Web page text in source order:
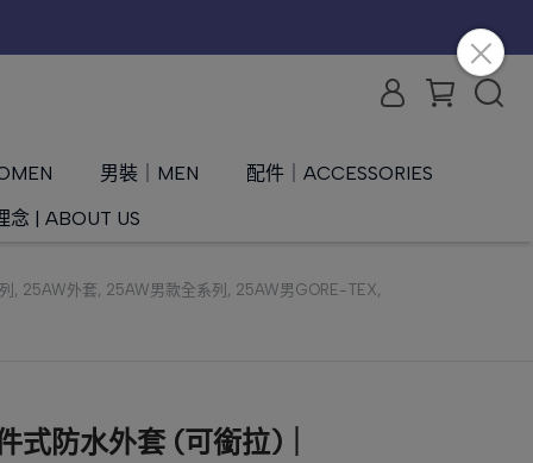
男裝｜MEN
配件｜ACCESSORIES
念 | ABOUT US
, 25AW外套, 25AW男款全系列 , 25AW男GORE-TEX,
式防水外套 (可銜拉)｜